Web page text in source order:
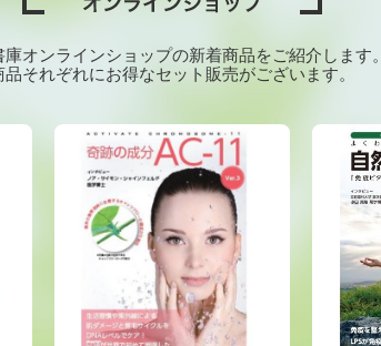
庫オンラインショップの新着商品をご紹介します。
品それぞれにお得なセット販売がございます。